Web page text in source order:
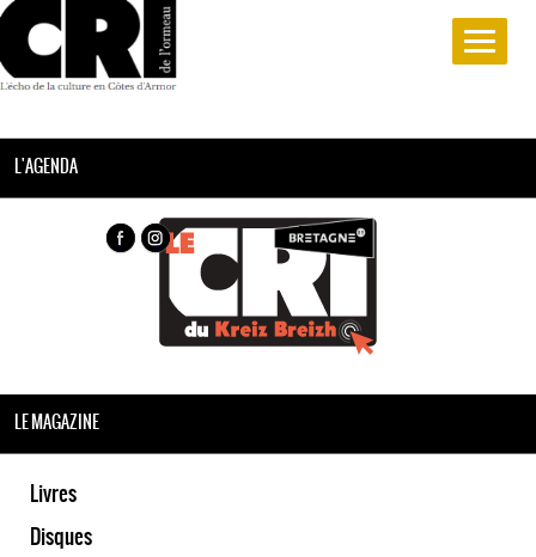
L'AGENDA
LE MAGAZINE
Livres
Disques